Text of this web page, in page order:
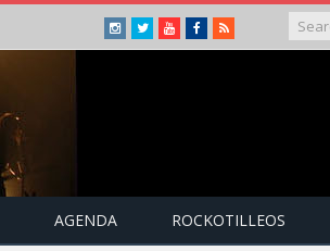
Instagram
TwitterYoutubeFacebook
RSS
AGENDA ROCKOTILLEOS